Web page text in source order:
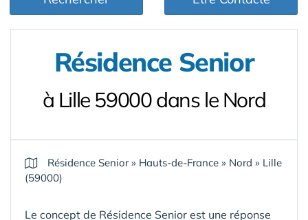
Résidence Senior
à Lille 59000 dans le Nord
Résidence Senior» Hauts-de-France » Nord » Lille
(59000)
Le concept de Résidence Senior est une réponse